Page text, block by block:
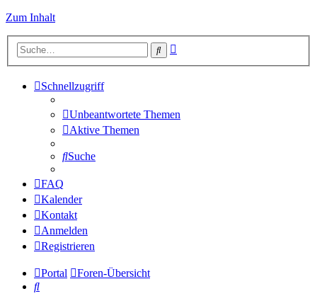
Zum Inhalt
Suche
Schnellzugriff
Unbeantwortete Themen
Aktive Themen
Suche
FAQ
Kalender
Kontakt
Anmelden
Registrieren
Portal
Foren-Übersicht
Suche